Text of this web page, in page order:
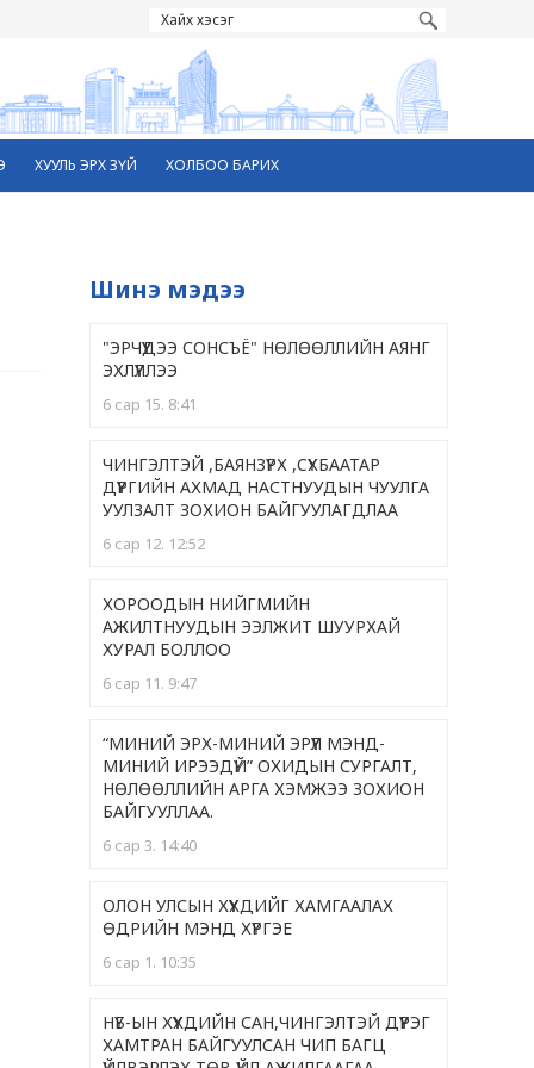
ХУУЛЬ ЭРХ ЗҮЙ ХОЛБОО БАРИХ
Шинэ мэдээ
"ЭРЧҮҮДЭЭ СОНСЪЁ" НӨЛӨӨЛЛИЙН АЯНГ
ЭХЛҮҮЛЛЭЭ
6 сар 15. 8:41
ЧИНГЭЛТЭЙ ,БАЯНЗҮРХ ,CҮХБААТАР
ДҮҮРГИЙН АХМАД НАСТНУУДЫН ЧУУЛГА
УУЛЗАЛТ ЗОХИОН БАЙГУУЛАГДЛАА
6 сар 12. 12:52
ХОРООДЫН НИЙГМИЙН
АЖИЛТНУУДЫН ЭЭЛЖИТ ШУУРХАЙ
ХУРАЛ БОЛЛОО
6 сар 11. 9:47
“МИНИЙ ЭРХ-МИНИЙ ЭРҮҮЛ МЭНД-
МИНИЙ ИРЭЭДҮЙ” ОХИДЫН СУРГАЛТ,
НӨЛӨӨЛЛИЙН АРГА ХЭМЖЭЭ ЗОХИОН
БАЙГУУЛЛАА.
6 сар 3. 14:40
ОЛОН УЛСЫН ХҮҮХДИЙГ ХАМГААЛАХ
ӨДРИЙН МЭНД ХҮРГЭЕ
6 сар 1. 10:35
НҮБ-ЫН ХҮҮХДИЙН САН,ЧИНГЭЛТЭЙ ДҮҮРЭГ
ХАМТРАН БАЙГУУЛСАН ЧИП БАГЦ